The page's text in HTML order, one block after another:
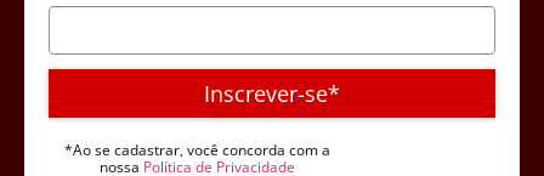
Inscrever-se*
*Ao se cadastrar, você concorda com a
nossa Política de Privacidade